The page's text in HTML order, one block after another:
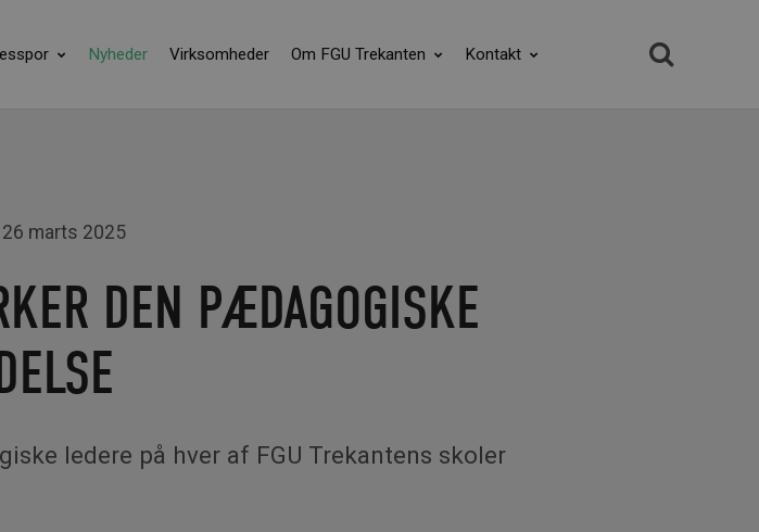
Nyheder Virksomheder Om FGU Trekanten Kontakt
26 marts 2025
DEN PÆDAGOGISKE
ledere på hver af FGU Trekantens skoler